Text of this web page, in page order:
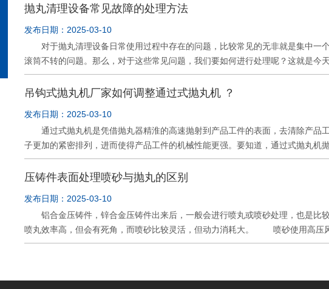
同时也适应于履带式抛丸机，吊钩式抛丸机，悬链式抛丸机，辊道通过式抛丸
道有无漏气现象，除尘器中滤袋有无灰尘或破碎; (5)分离器中过滤筛上有
护板的磨损情况 (8)各限位开关状态是否正常; (9)控制台上信号灯工作
注意的事项如下： (1)检查各部件连接处的螺栓的固定情况; (2)检查传动
机、链轮、风机、螺旋输送器的固定螺栓及法兰连接的紧密性; (4)给抛
查抛丸清理室内锰钢护板、耐磨橡胶板及其他防护板，若发现磨损或破裂，
提升机的涨紧情况，并及时涨紧。 3.检查抛丸器的振动情况。一旦发现机器
应定期补充一定数量的新弹丸。尤其当被清理工件清理质量达不到时，弹丸量
组八个叶片的重量差不得大于5克，并经常检查叶片、分丸轮和定向套的磨损
滚筒式抛丸机，抛丸机会在最大程度上连续运作，并很好的延长使用寿命，减少
抛丸清理设备常见故障的处理方法
发布日期：2025-03-10
对于抛丸清理设备日常使用过程中存在的问题，比较常见的无非就是集中一
滚筒不转的问题。那么，对于这些常见问题，我们要如何进行处理呢？这就是
1、抛丸清理设备钢丸量不够，表现为清理时间长，效果差，效率低，对护板损
到额定电流即可）。 2、滚筒跑偏表现为道轨与托轮内圈凸起有啃咬、道轨损
置，让其抛射在门盖下方，约抛在门盖的三分之一左右，（可用木板或纸壳试
损非常严重，筒体道轨磨出凹陷。处理办法：检查工件装入量，不可超出要
果差。表现为设备有灰尘外泄。处理办法：检查除尘器下部泄尘盖是否关毕，
吊钩式抛丸机厂家如何调整通过式抛丸机 ？
发布日期：2025-03-10
通过式抛丸机是凭借抛丸器精淮的高速抛射到产品工件的表面，去清除产品
子更加的紧密排列，进而使得产品工件的机械性能更强。要知道，通过式抛丸机
用力的原因也会发生抛射具体位置有差的情况，出现该情况必须要进行抛丸器
很简单，那就是调整定向套的具体位置，应该让弹丸拋射全部都落在被清理的产
要注意的是，当通过式抛丸机定向套调整好之后可以进行负荷试车，要确定设备
这样可以令设备的抛丸清理效率更高，效果更好。如果说大家对于抛丸器调
是抛丸机运转使用中的核心部件，抛丸器抛射功率好坏直接影响抛丸机整体工作
试工作，会大幅度降低抛丸器的抛射功效，从而影响抛丸机的清理郊果，在此
压铸件表面处理喷砂与抛丸的区别
发布日期：2025-03-10
铝合金压铸件，锌合金压铸件出来后，一般会进行喷丸或喷砂处理，也
喷丸效率高，但会有死角，而喷砂比较灵活，但动力消耗大。 喷砂使用高压
喷丸得到的铸件表面质量没有喷砂地好，但比喷砂经济。而且能够去除一
的表面硬化工艺，喷砂处理过的硬度比喷丸的低，所使用的工具也是不同的